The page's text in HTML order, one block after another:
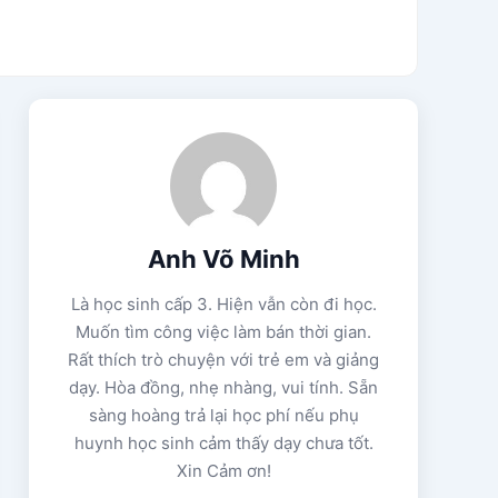
Anh Võ Minh
Là học sinh cấp 3. Hiện vẫn còn đi học.
Muốn tìm công việc làm bán thời gian.
Rất thích trò chuyện với trẻ em và giảng
dạy. Hòa đồng, nhẹ nhàng, vui tính. Sẵn
sàng hoàng trả lại học phí nếu phụ
huynh học sinh cảm thấy dạy chưa tốt.
Xin Cảm ơn!